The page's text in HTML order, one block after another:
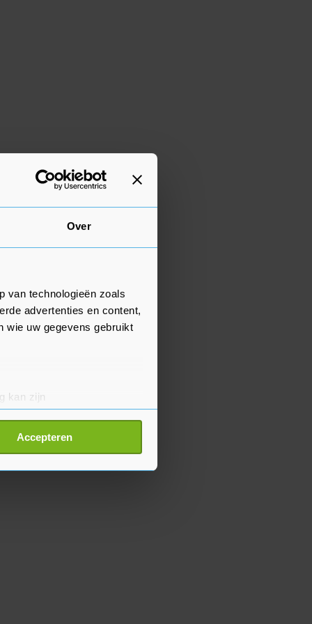
Over
van technologieën zoals
advertenties en content,
wie uw gegevens gebruikt
kan zijn
detailgedeelte
cookiepagina kun je
Accepteren